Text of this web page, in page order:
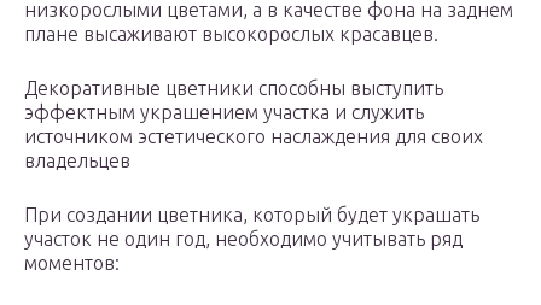
низкорослыми цветами, а в качестве фона на заднем
плане высаживают высокорослых красавцев.
Декоративные цветники способны выступить
эффектным украшением участка и служить
источником эстетического наслаждения для своих
владельцев
При создании цветника, который будет украшать
участок не один год, необходимо учитывать ряд
моментов: